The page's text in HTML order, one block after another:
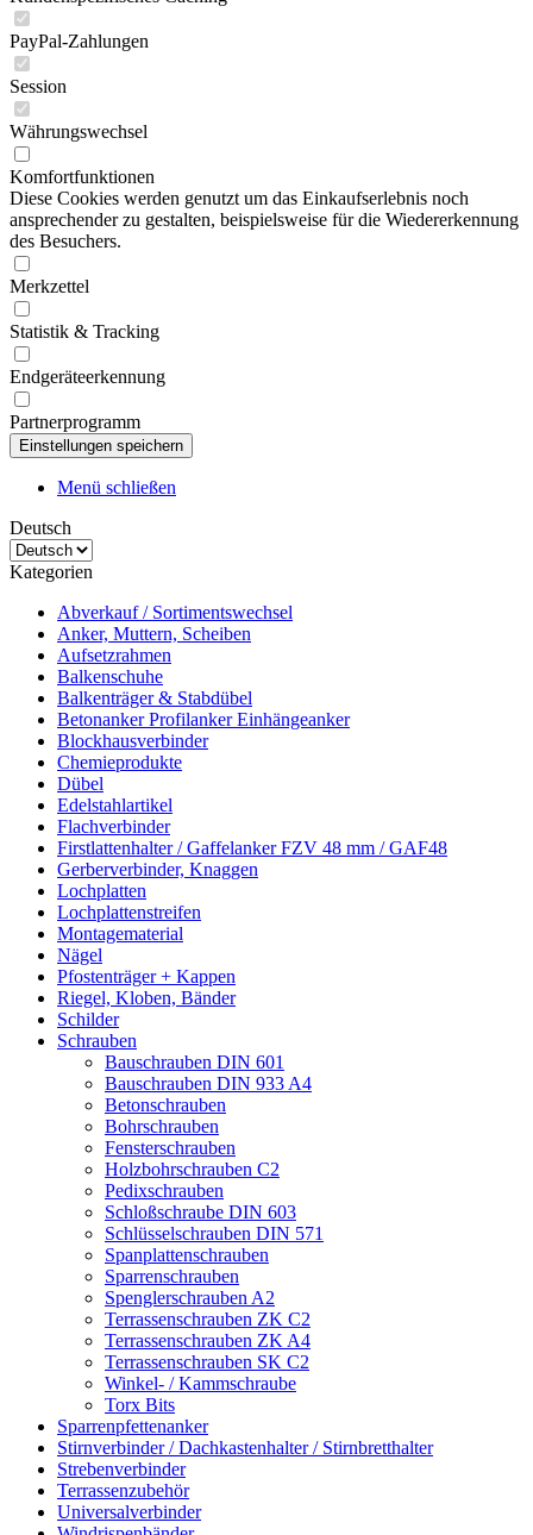
PayPal-Zahlungen
Session
Währungswechsel
Komfortfunktionen
Diese Cookies werden genutzt um das Einkaufserlebnis noch
ansprechender zu gestalten, beispielsweise für die Wiedererkennung
des Besuchers.
Merkzettel
Statistik & Tracking
Endgeräteerkennung
Partnerprogramm
Menü schließen
Deutsch
Kategorien
Abverkauf / Sortimentswechsel
Anker, Muttern, Scheiben
Aufsetzrahmen
Balkenschuhe
Balkenträger & Stabdübel
Betonanker Profilanker Einhängeanker
Blockhausverbinder
Chemieprodukte
Dübel
Edelstahlartikel
Flachverbinder
Firstlattenhalter / Gaffelanker FZV 48 mm / GAF48
Gerberverbinder, Knaggen
Lochplatten
Lochplattenstreifen
Montagematerial
Nägel
Pfostenträger + Kappen
Riegel, Kloben, Bänder
Schilder
Schrauben
Bauschrauben DIN 601
Bauschrauben DIN 933 A4
Betonschrauben
Bohrschrauben
Fensterschrauben
Holzbohrschrauben C2
Pedixschrauben
Schloßschraube DIN 603
Schlüsselschrauben DIN 571
Spanplattenschrauben
Sparrenschrauben
Spenglerschrauben A2
Terrassenschrauben ZK C2
Terrassenschrauben ZK A4
Terrassenschrauben SK C2
Winkel- / Kammschraube
Torx Bits
Sparrenpfettenanker
Stirnverbinder / Dachkastenhalter / Stirnbretthalter
Strebenverbinder
Terrassenzubehör
Universalverbinder